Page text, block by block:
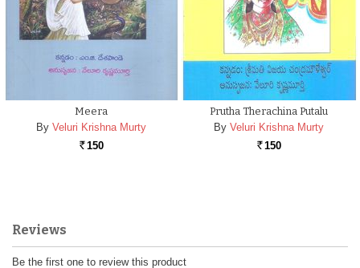
Meera
By Veluri Krishna Murty
Rs. 150
Prutha Therachina Putalu
By Veluri Krishna Murty
Rs. 150
Reviews
Be the first one to review this product